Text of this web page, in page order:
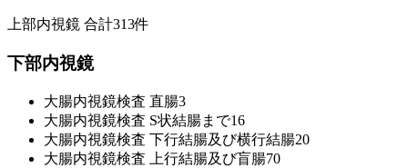
上部内視鏡 合計313件
下部内視鏡
大腸内視鏡検査 直腸3
大腸内視鏡検査 S状結腸まで16
大腸内視鏡検査 下行結腸及び横行結腸20
大腸内視鏡検査 上行結腸及び盲腸70